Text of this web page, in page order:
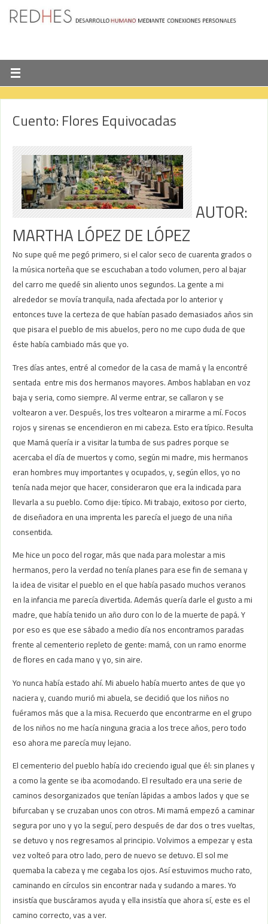
Cuento: Flores Equivocadas
AUTOR:
MARTHA LÓPEZ DE LÓPEZ
No supe qué me pegó primero, si el calor seco de cuarenta grados o
la música norteña que se escuchaban a todo volumen, pero al bajar
del carro me quedé sin aliento unos segundos. La gente a mi
alrededor se movía tranquila, nada afectada por lo anterior y
entonces tuve la certeza de que habían pasado demasiados años sin
que pisara el pueblo de mis abuelos, pero no me cupo duda de que
éste había cambiado más que yo.
Tres días antes, entré al comedor de la casa de mamá y la encontré
sentada entre mis dos hermanos mayores. Ambos hablaban en voz
baja y seria, como siempre. Al verme entrar, se callaron y se
voltearon a ver. Después, los tres voltearon a mirarme a mí. Focos
rojos y sirenas se encendieron en mi cabeza. Esto era típico. Resulta
que Mamá quería ir a visitar la tumba de sus padres porque se
acercaba el día de muertos y como, según mi madre, mis hermanos
eran hombres muy importantes y ocupados, y, según ellos, yo no
tenía nada mejor que hacer, consideraron que era la indicada para
llevarla a su pueblo. Como dije: típico. Mi trabajo, exitoso por cierto,
de diseñadora en una imprenta les parecía el juego de una niña
consentida.
Me hice un poco del rogar, más que nada para molestar a mis
hermanos, pero la verdad no tenía planes para ese fin de semana y
la idea de visitar el pueblo en el que había pasado muchos veranos
en la infancia me parecía divertida. Además quería darle el gusto a mi
madre, que había tenido un año duro con lo de la muerte de papá. Y
por eso es que ese sábado a medio día nos encontramos paradas
frente al cementerio repleto de gente: mamá, con un ramo enorme
de flores en cada mano y yo, sin aire.
Yo nunca había estado ahí. Mi abuelo había muerto antes de que yo
naciera y, cuando murió mi abuela, se decidió que los niños no
fuéramos más que a la misa. Recuerdo que encontrarme en el grupo
de los niños no me hacía ninguna gracia a los trece años, pero todo
eso ahora me parecía muy lejano.
El cementerio del pueblo había ido creciendo igual que él: sin planes y
a como la gente se iba acomodando. El resultado era una serie de
caminos desorganizados que tenían lápidas a ambos lados y que se
bifurcaban y se cruzaban unos con otros. Mi mamá empezó a caminar
segura por uno y yo la seguí, pero después de dar dos o tres vueltas,
se detuvo y nos regresamos al principio. Volvimos a empezar y esta
vez volteó para otro lado, pero de nuevo se detuvo. El sol me
quemaba la cabeza y me cegaba los ojos. Así estuvimos mucho rato,
caminando en círculos sin encontrar nada y sudando a mares. Yo
insistía que buscáramos ayuda y ella insistía que ahora sí, este es el
camino correcto, vas a ver.